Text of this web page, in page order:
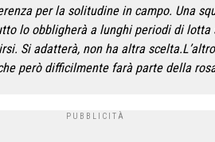
per la solitudine in campo. Una
lo obbligherà a lunghi periodi di
Si adatterà, non ha altra
però difficilmente farà parte della